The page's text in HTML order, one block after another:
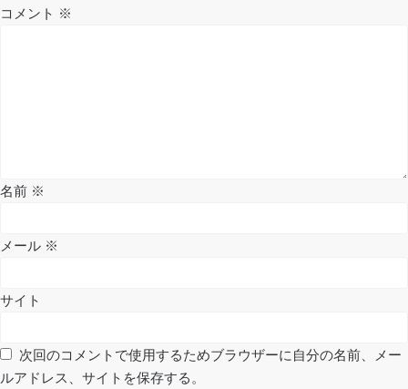
ョ
稿:
コメント ※
名前 ※
メール ※
サイト
次回のコメントで使用するためブラウザーに自分の名前、メー
ルアドレス、サイトを保存する。